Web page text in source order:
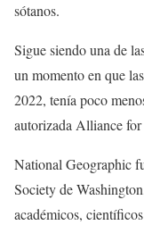
sótanos.
Sigue siendo una de
un momento en que
2022, tenía poco
autorizada Alliance
National Geographic
Society de
académicos,